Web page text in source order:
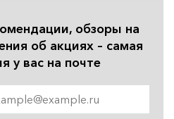
обзоры на
об акциях – самая
у вас на почте